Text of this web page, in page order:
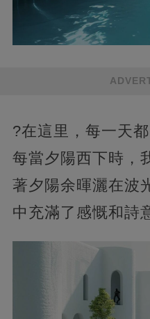
?在這里，每一天
每當夕陽西下時，
著夕陽余暉灑在波
中充滿了感慨和詩